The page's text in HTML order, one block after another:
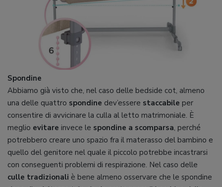
Spondine
Abbiamo già visto che, nel caso delle bedside cot, almeno
una delle quattro spondine dev’essere staccabile per
consentire di avvicinare la culla al letto matrimoniale. È
meglio evitare invece le spondine a scomparsa, perché
potrebbero creare uno spazio fra il materasso del bambino e
quello del genitore nel quale il piccolo potrebbe incastrarsi
con conseguenti problemi di respirazione. Nel caso delle
culle tradizionali è bene almeno osservare che le spondine